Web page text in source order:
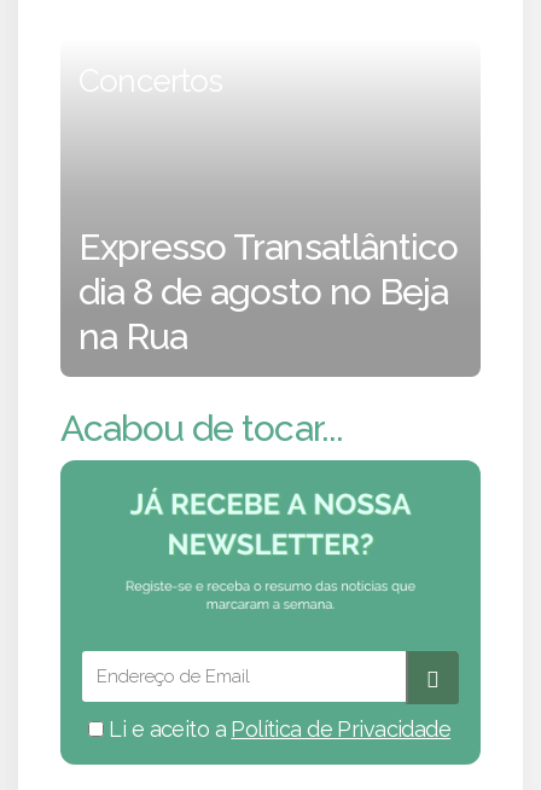
Concertos
Expresso Transatlântico
dia 8 de agosto no Beja
na Rua
Acabou de tocar...
Li e aceito a Política de Privacidade